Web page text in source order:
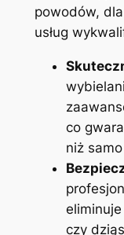
powodów,
usług
co
niż⁤
czy